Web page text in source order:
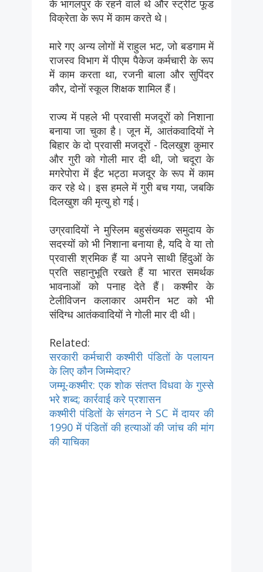
के भागलपुर के रहने वाले थे और स्ट्रीट फूड
विक्रेता के रूप में काम करते थे।
मारे गए अन्य लोगों में राहुल भट, जो बडगाम में
राजस्व विभाग में पीएम पैकेज कर्मचारी के रूप
में काम करता था, रजनी बाला और सुपिंदर
कौर, दोनों स्कूल शिक्षक शामिल हैं।
राज्य में पहले भी प्रवासी मजदूरों को निशाना
बनाया जा चुका है। जून में, आतंकवादियों ने
बिहार के दो प्रवासी मजदूरों - दिलखुश कुमार
और गुरी को गोली मार दी थी, जो चदूरा के
मगरेपोरा में ईंट भट्ठा मजदूर के रूप में काम
कर रहे थे। इस हमले में गुरी बच गया, जबकि
दिलखुश की मृत्यु हो गई।
उग्रवादियों ने मुस्लिम बहुसंख्यक समुदाय के
सदस्यों को भी निशाना बनाया है, यदि वे या तो
प्रवासी श्रमिक हैं या अपने साथी हिंदुओं के
प्रति सहानुभूति रखते हैं या भारत समर्थक
भावनाओं को पनाह देते हैं। कश्मीर के
टेलीविजन कलाकार अमरीन भट को भी
संदिग्ध आतंकवादियों ने गोली मार दी थी।
Related:
सरकारी कर्मचारी कश्मीरी पंडितों के पलायन
के लिए कौन जिम्मेदार?
जम्मू-कश्मीर: एक शोक संतप्त विधवा के गुस्से
भरे शब्द; कार्रवाई करे प्रशासन
कश्मीरी पंडितों के संगठन ने SC में दायर की
1990 में पंडितों की हत्याओं की जांच की मांग
की याचिका